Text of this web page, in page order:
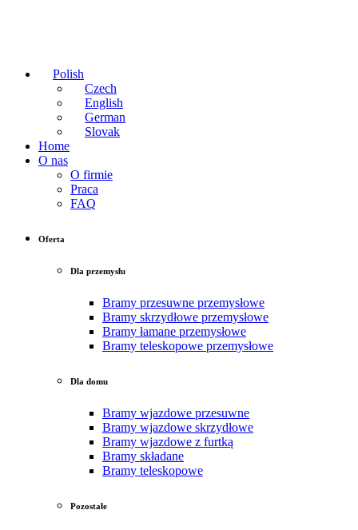
Polish
Czech
English
German
Slovak
Home
O nas
O firmie
Praca
FAQ
Oferta
Dla przemysłu
Bramy przesuwne przemysłowe
Bramy skrzydłowe przemysłowe
Bramy łamane przemysłowe
Bramy teleskopowe przemysłowe
Dla domu
Bramy wjazdowe przesuwne
Bramy wjazdowe skrzydłowe
Bramy wjazdowe z furtką
Bramy składane
Bramy teleskopowe
Pozostałe